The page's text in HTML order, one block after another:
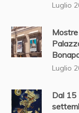
Luglio
Luglio
Dal 15